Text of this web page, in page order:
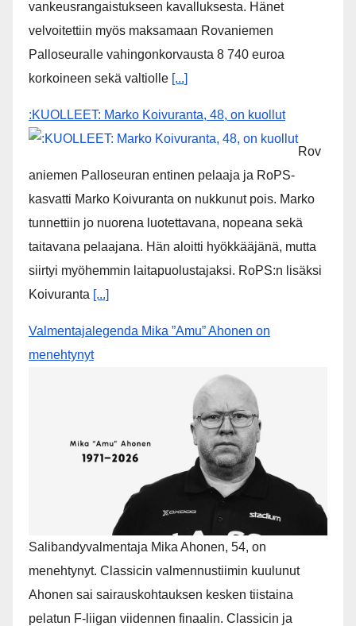
Rovaniemen Palloseura ry:n entinen
toiminnanjohtaja tuo­mit­tiin neljän kuu­kau­den eh­dol­li­
seen van­keu­teen ka­val­luk­ses­ta – syyte mak­su­vä­li­ne­
pe­tok­ses­ta hy­lät­tiin
Lapin käräjäoikeus on 15.6.2026 antamallaan
tuomiolla tuominnut Rovaniemen Palloseura ry:n
entisen toiminnanjohtajan 4 kuukauden ehdolliseen
vankeusrangaistukseen kavalluksesta. Hänet
velvoitettiin myös maksamaan Rovaniemen
Palloseuralle vahingonkorvausta 8 740 euroa
korkoineen sekä valtiolle
:KUOLLEET: Marko Koivuranta, 48, on kuollut
aniemen Palloseuran entinen pelaaja ja RoPS-
kasvatti Marko Koivuranta on nukkunut pois. Marko
tunnettiin jo nuorena luotettavana, nopeana sekä
taitavana pelaajana. Hän aloitti hyökkääjänä, mutta